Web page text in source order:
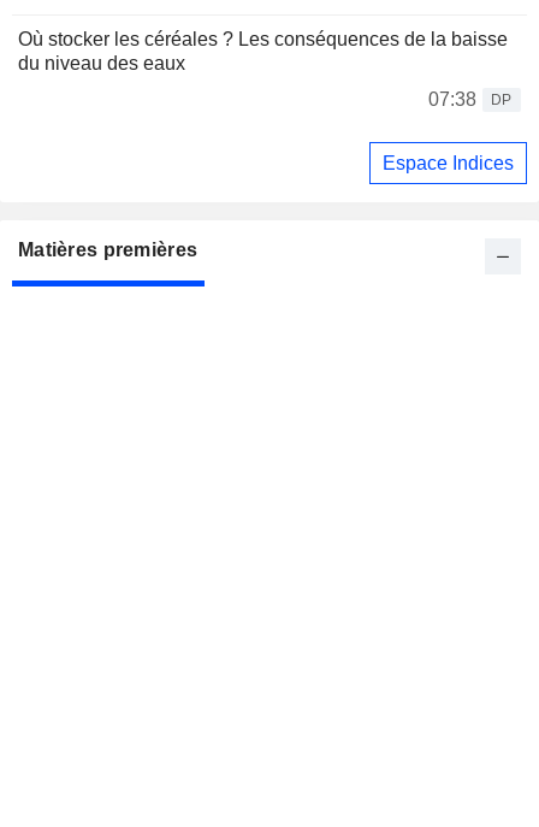
Où stocker les céréales ? Les conséquences de la baisse
du niveau des eaux
07:38
DP
Espace Indices
Matières premières